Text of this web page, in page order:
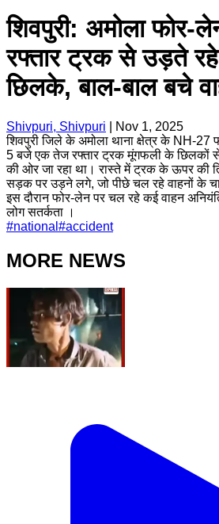
शिवपुरी: अमोला फोर-
रफ्तार ट्रक से उड़ते
छिलके, बाल-बाल बचे
Shivpuri, Shivpuri
Nov 1, 2025
शिवपुरी जिले के अमोला थाना क्षेत्र के NH-27
5 बजे एक तेज रफ्तार ट्रक मूंगफली के छिलकों
की ओर जा रहा था। रास्ते में ट्रक के ऊपर की
सड़क पर उड़ने लगे, जो पीछे चल रहे वाहनों के
इस दौरान फोर-लेन पर चल रहे कई वाहन
लोग सतर्कता ।
#national #accident
MORE NEWS